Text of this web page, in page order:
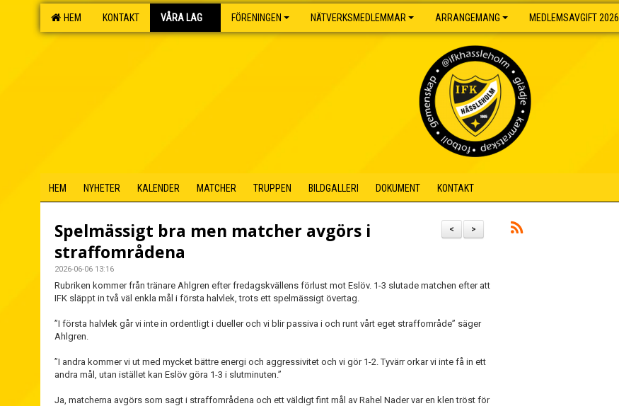
HEM KONTAKT VÅRA LAG FÖRENINGEN NÄTVERKSMEDLEMMAR ARRANGEMANG MEDLEMSAVGIFT 2026
HEM NYHETER KALENDER MATCHER TRUPPEN BILDGALLERI DOKUMENT KONTAKT
>
<
Spelmässigt bra men matcher avgörs i
straffområdena
2026-06-06 13:16
Rubriken kommer från tränare Ahlgren efter fredagskvällens förlust mot Eslöv. 1-3 slutade matchen efter att
IFK släppt in två väl enkla mål i första halvlek, trots ett spelmässigt övertag.
”I första halvlek går vi inte in ordentligt i dueller och vi blir passiva i och runt vårt eget straffområde” säger
Ahlgren.
”I andra kommer vi ut med mycket bättre energi och aggressivitet och vi gör 1-2. Tyvärr orkar vi inte få in ett
andra mål, utan istället kan Eslöv göra 1-3 i slutminuten.”
Ja, matcherna avgörs som sagt i straffområdena och ett väldigt fint mål av Rahel Nader var en klen tröst för